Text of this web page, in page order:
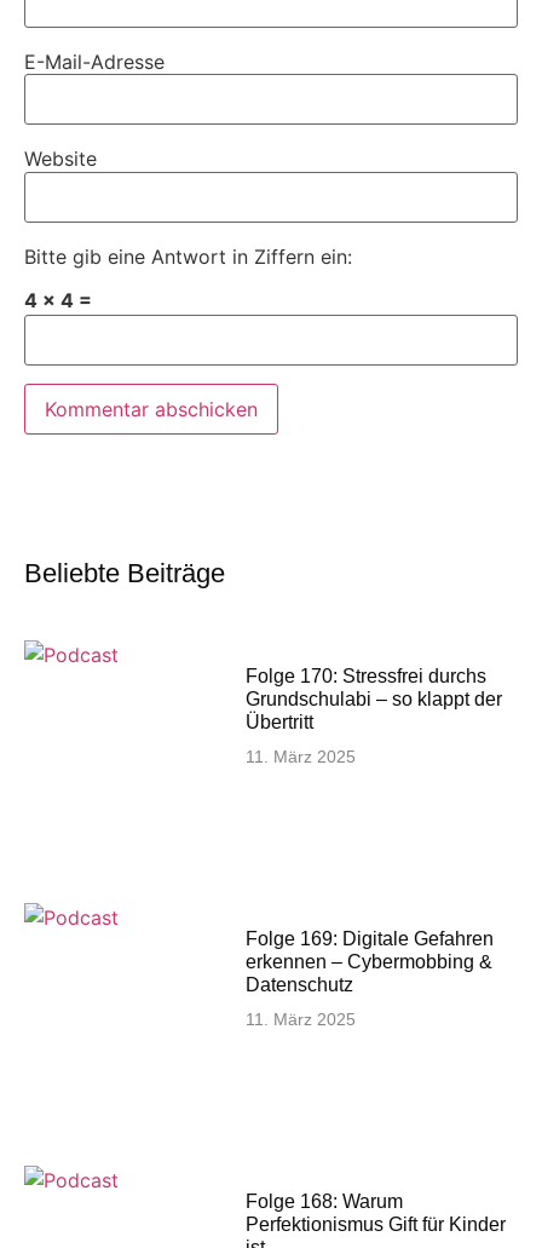
E-Mail-Adresse
Website
Bitte gib eine Antwort in Ziffern ein:
4 × 4 =
Beliebte Beiträge
Folge 170: Stressfrei durchs
Grundschulabi – so klappt der
Übertritt
11. März 2025
Folge 169: Digitale Gefahren
erkennen – Cybermobbing &
Datenschutz
11. März 2025
Folge 168: Warum
Perfektionismus Gift für Kinder